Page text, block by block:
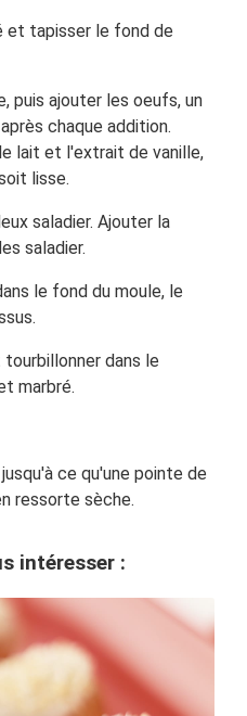
et tapisser le fond de
puis ajouter les oeufs, un
chaque addition.
lait et l'extrait de vanille,
lisse.
saladier. Ajouter la
saladier.
le fond du moule, le
dans le
marbré.
ce qu'une pointe de
ressorte sèche.
intéresser :